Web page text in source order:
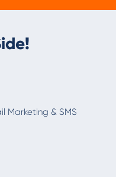
Marketing & SMS